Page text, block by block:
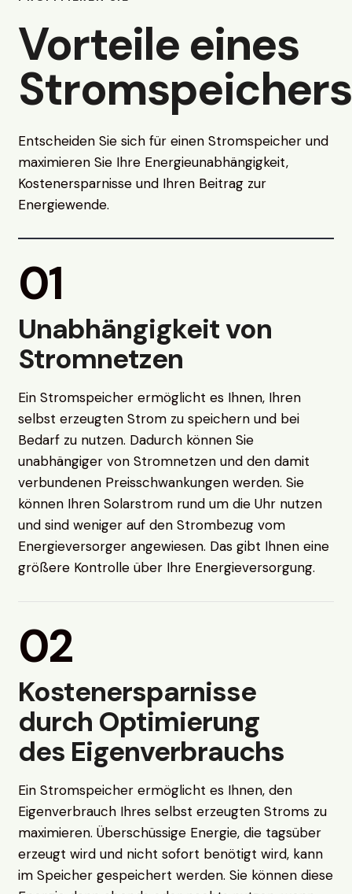
Vorteile eines
Stromspeichers
Entscheiden Sie sich für einen Stromspeicher und
maximieren Sie Ihre Energieunabhängigkeit,
Kostenersparnisse und Ihren Beitrag zur
Energiewende.
01
Unabhängigkeit von
Stromnetzen
Ein Stromspeicher ermöglicht es Ihnen, Ihren
selbst erzeugten Strom zu speichern und bei
Bedarf zu nutzen. Dadurch können Sie
unabhängiger von Stromnetzen und den damit
verbundenen Preisschwankungen werden. Sie
können Ihren Solarstrom rund um die Uhr nutzen
und sind weniger auf den Strombezug vom
Energieversorger angewiesen. Das gibt Ihnen eine
größere Kontrolle über Ihre Energieversorgung.
02
Kostenersparnisse
durch Optimierung
des Eigenverbrauchs
Ein Stromspeicher ermöglicht es Ihnen, den
Eigenverbrauch Ihres selbst erzeugten Stroms zu
maximieren. Überschüssige Energie, die tagsüber
erzeugt wird und nicht sofort benötigt wird, kann
im Speicher gespeichert werden. Sie können diese